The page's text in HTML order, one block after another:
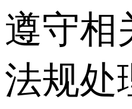
遵守相
法规处